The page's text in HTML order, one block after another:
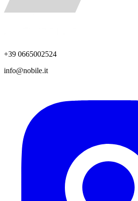
+39 0665002524
info@nobile.it